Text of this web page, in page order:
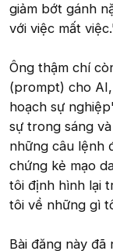
giảm bớt gánh
với việc mất
Ông thậm chí
(prompt) cho
hoạch sự
sự trong sáng
những câu lệnh
chứng kẻ mạo
tôi định hình lại
tôi về những gì
Bài đăng này